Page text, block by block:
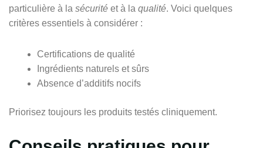
particulière à la sécurité et à la qualité. Voici quelques
critères essentiels à considérer :
Certifications de qualité
Ingrédients naturels et sûrs
Absence d’additifs nocifs
Priorisez toujours les produits testés cliniquement.